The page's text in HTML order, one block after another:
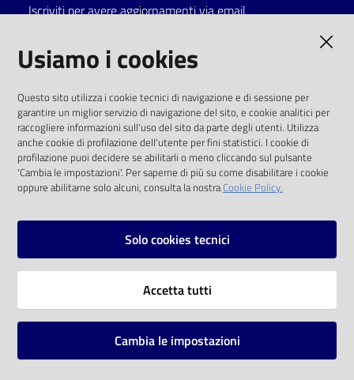
Catalogo
on line
Eventi
Chiedi al
bibliotecario
Iscriviti per avere aggiornamenti via email
solo alle condizioni previste dalla direttiva
comunitaria 2003/98/CE e dal d.lgs. 36/2006
SOCIAL
Instagram
Vai alla pagina
Mappa del sito
Usiamo i cookies
Questo sito utilizza i cookie tecnici di navigazione e di sessione per
garantire un miglior servizio di navigazione del sito, e cookie analitici per
raccogliere informazioni sull'uso del sito da parte degli utenti. Utilizza
anche cookie di profilazione dell'utente per fini statistici. I cookie di
profilazione puoi decidere se abilitarli o meno cliccando sul pulsante
'Cambia le impostazioni'. Per saperne di più su come disabilitare i cookie
oppure abilitarne solo alcuni, consulta la nostraCookie Policy.
Solo cookies tecnici
Accetta tutti
Cambia le impostazioni